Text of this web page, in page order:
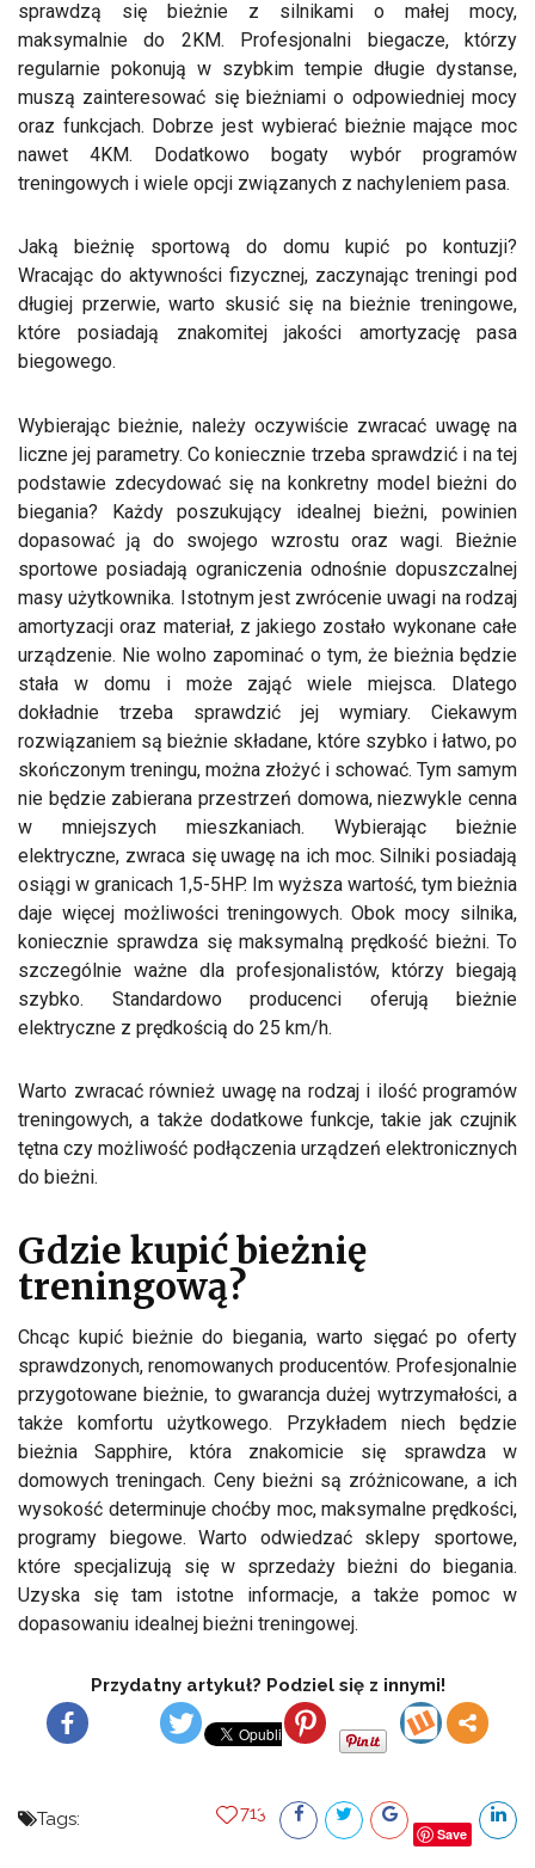
sprawdzą się bieżnie z silnikami o małej mocy,
maksymalnie do 2KM. Profesjonalni biegacze, którzy
regularnie pokonują w szybkim tempie długie dystanse,
muszą zainteresować się bieżniami o odpowiedniej mocy
oraz funkcjach. Dobrze jest wybierać bieżnie mające moc
nawet 4KM. Dodatkowo bogaty wybór programów
treningowych i wiele opcji związanych z nachyleniem pasa.
Jaką bieżnię sportową do domu kupić po kontuzji?
Wracając do aktywności fizycznej, zaczynając treningi pod
długiej przerwie, warto skusić się na bieżnie treningowe,
które posiadają znakomitej jakości amortyzację pasa
biegowego.
Wybierając bieżnie, należy oczywiście zwracać uwagę na
liczne jej parametry. Co koniecznie trzeba sprawdzić i na tej
podstawie zdecydować się na konkretny model bieżni do
biegania? Każdy poszukujący idealnej bieżni, powinien
dopasować ją do swojego wzrostu oraz wagi. Bieżnie
sportowe posiadają ograniczenia odnośnie dopuszczalnej
masy użytkownika. Istotnym jest zwrócenie uwagi na rodzaj
amortyzacji oraz materiał, z jakiego zostało wykonane całe
urządzenie. Nie wolno zapominać o tym, że bieżnia będzie
stała w domu i może zająć wiele miejsca. Dlatego
dokładnie trzeba sprawdzić jej wymiary. Ciekawym
rozwiązaniem są bieżnie składane, które szybko i łatwo, po
skończonym treningu, można złożyć i schować. Tym samym
nie będzie zabierana przestrzeń domowa, niezwykle cenna
w mniejszych mieszkaniach. Wybierając bieżnie
elektryczne, zwraca się uwagę na ich moc. Silniki posiadają
osiągi w granicach 1,5-5HP. Im wyższa wartość, tym bieżnia
daje więcej możliwości treningowych. Obok mocy silnika,
koniecznie sprawdza się maksymalną prędkość bieżni. To
szczególnie ważne dla profesjonalistów, którzy biegają
szybko. Standardowo producenci oferują bieżnie
elektryczne z prędkością do 25 km/h.
Warto zwracać również uwagę na rodzaj i ilość programów
treningowych, a także dodatkowe funkcje, takie jak czujnik
tętna czy możliwość podłączenia urządzeń elektronicznych
do bieżni.
Gdzie kupić bieżnię
treningową?
Chcąc kupić bieżnie do biegania, warto sięgać po oferty
sprawdzonych, renomowanych producentów. Profesjonalnie
przygotowane bieżnie, to gwarancja dużej wytrzymałości, a
także komfortu użytkowego. Przykładem niech będzie
bieżnia Sapphire, która znakomicie się sprawdza w
domowych treningach. Ceny bieżni są zróżnicowane, a ich
wysokość determinuje choćby moc, maksymalne prędkości,
programy biegowe. Warto odwiedzać sklepy sportowe,
które specjalizują się w sprzedaży bieżni do biegania.
Uzyska się tam istotne informacje, a także pomoc w
dopasowaniu idealnej bieżni treningowej.
Przydatny artykuł? Podziel się z innymi!
Tags: 713
Save